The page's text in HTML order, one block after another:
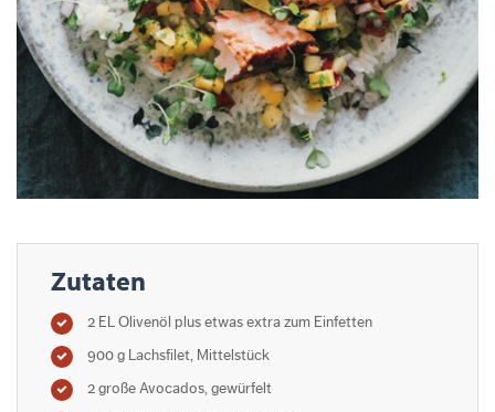
Zutaten
2 EL Olivenöl plus etwas extra zum Einfetten
900 g Lachsfilet, Mittelstück
2 große Avocados, gewürfelt